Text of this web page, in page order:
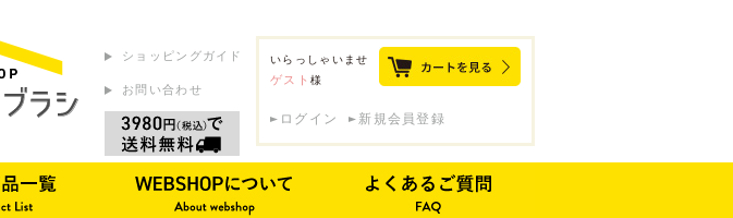
ショッピングガイド
お問い合わせ
いらっしゃいませ
ゲスト 様
ログイン 新規会員登録